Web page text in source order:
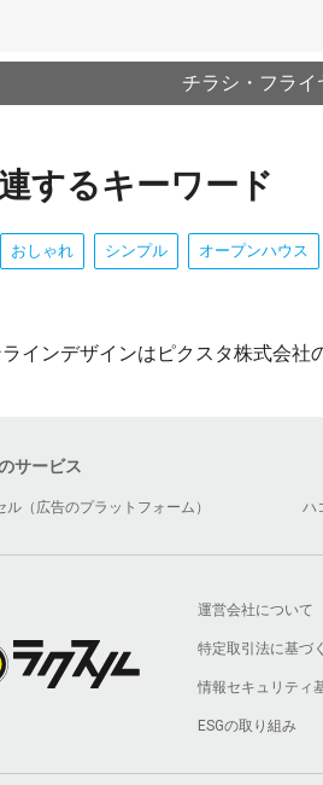
チラシ・フライ
するキーワード
おしゃれ シンプル オープンハウス
インデザインはピクスタ株式会社
サービス
ル（広告のプラットフォーム） ハ
運営会社について
特定取引法に基づ
情報セキュリティ
ESGの取り組み